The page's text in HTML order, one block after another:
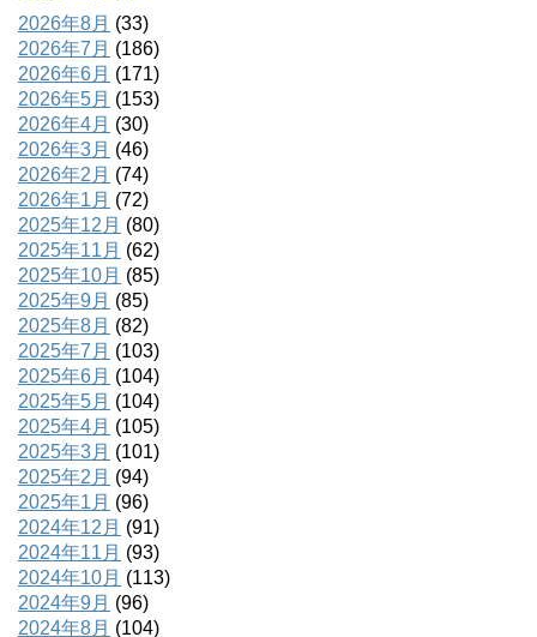
2026年8月 (33)
2026年7月 (186)
2026年6月 (171)
2026年5月 (153)
2026年4月 (30)
2026年3月 (46)
2026年2月 (74)
2026年1月 (72)
2025年12月 (80)
2025年11月 (62)
2025年10月 (85)
2025年9月 (85)
2025年8月 (82)
2025年7月 (103)
2025年6月 (104)
2025年5月 (104)
2025年4月 (105)
2025年3月 (101)
2025年2月 (94)
2025年1月 (96)
2024年12月 (91)
2024年11月 (93)
2024年10月 (113)
2024年9月 (96)
2024年8月 (104)